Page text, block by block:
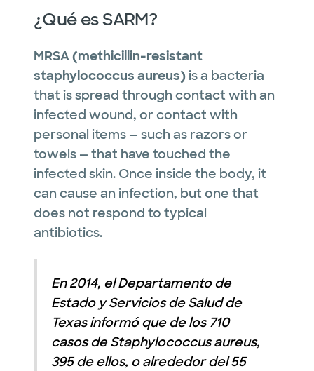
¿Qué es SARM?
MRSA (methicillin-resistant
staphylococcus aureus)is a bacteria
that is spread through contact with an
infected wound, or contact with
personal items — such as razors or
towels — that have touched the
infected skin. Once inside the body, it
can cause an infection, but one that
does not respond to typical
antibiotics.
En 2014, el Departamento de
Estado y Servicios de Salud de
Texas informó que de los 710
casos de Staphylococcus aureus,
395 de ellos, o alrededor del 55